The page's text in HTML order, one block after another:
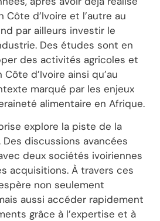
Côte d’Ivoire et l’autre au
par ailleurs investir le
Des études sont en
des activités agricoles et
d’Ivoire ainsi qu’au
marqué par les enjeux
alimentaire en Afrique.
explore la piste de la
discussions avancées
deux sociétés ivoiriennes
acquisitions. À travers ces
non seulement
aussi accéder rapidement
grâce à l’expertise et à